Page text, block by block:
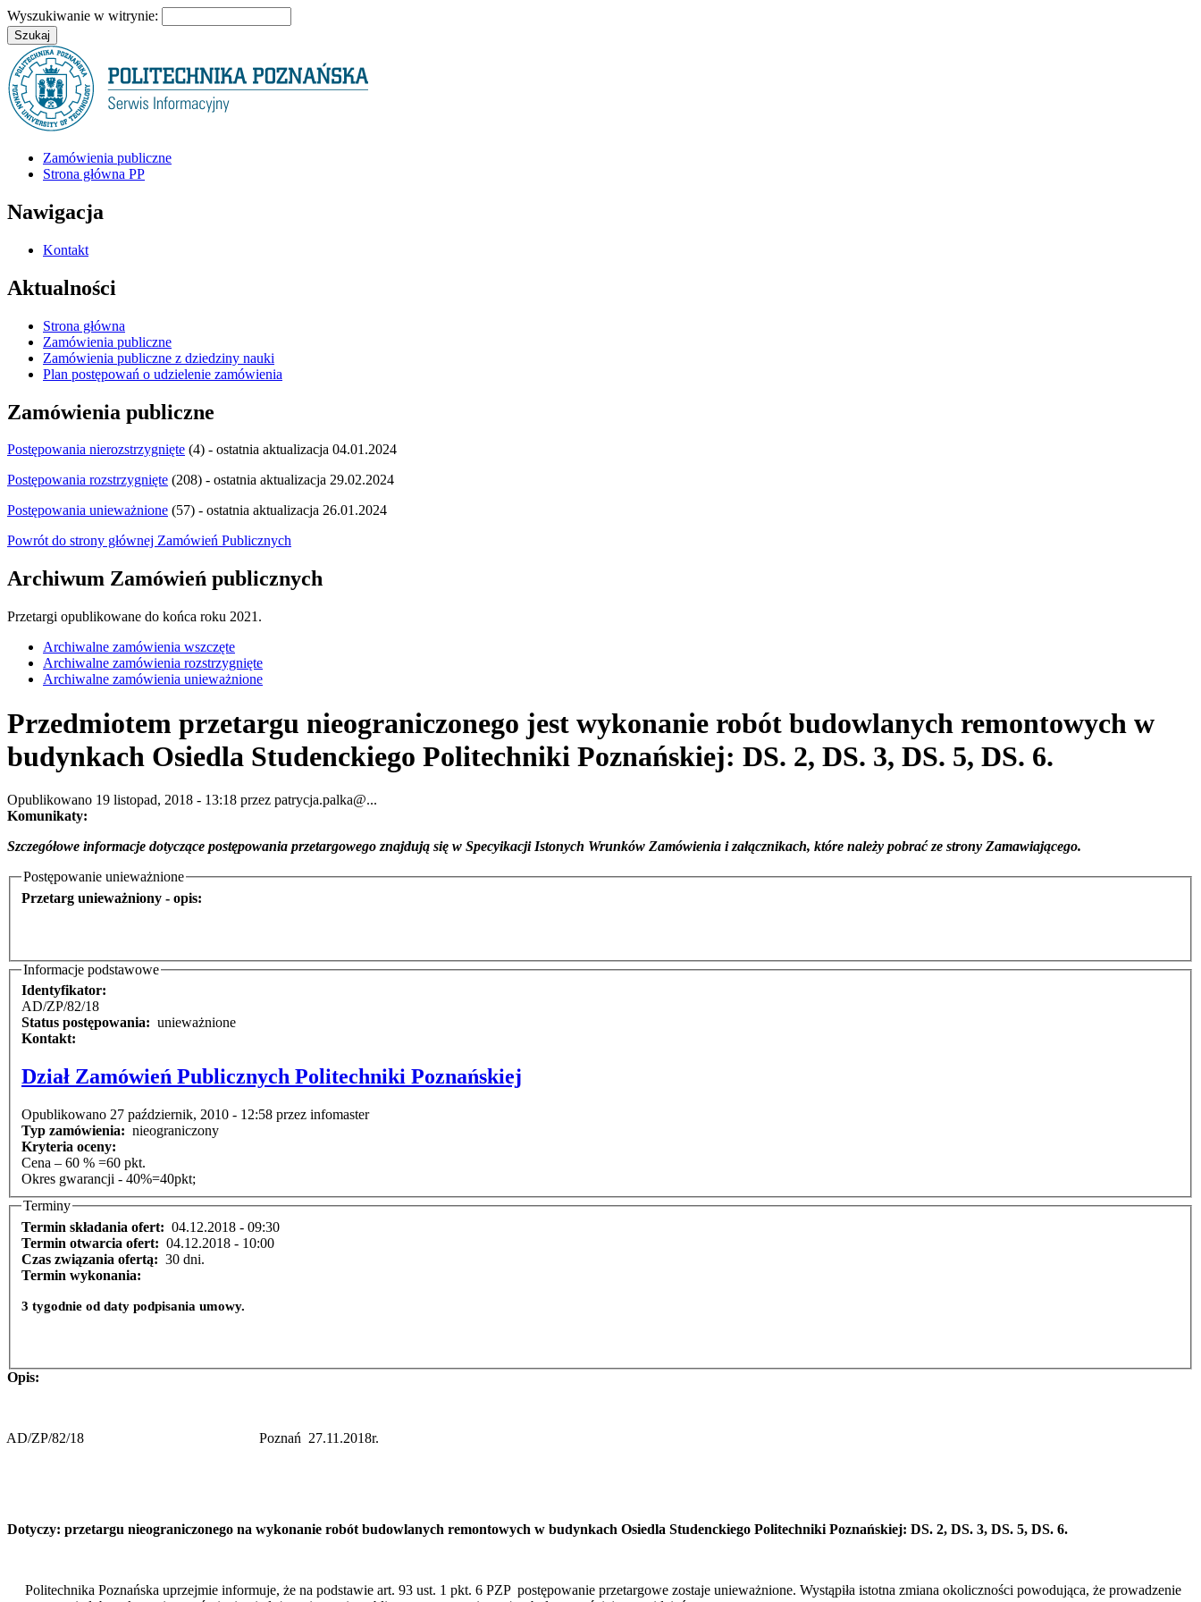
Wyszukiwanie w witrynie:
Zamówienia publiczne
Strona główna PP
Nawigacja
Kontakt
Aktualności
Strona główna
Zamówienia publiczne
Zamówienia publiczne z dziedziny nauki
Plan postępowań o udzielenie zamówienia
Zamówienia publiczne
Postępowania nierozstrzygnięte (4) - ostatnia aktualizacja 04.01.2024
Postępowania rozstrzygnięte (208) - ostatnia aktualizacja 29.02.2024
Postępowania unieważnione (57) - ostatnia aktualizacja 26.01.2024
Powrót do strony głównej Zamówień Publicznych
Archiwum Zamówień publicznych
Przetargi opublikowane do końca roku 2021.
Archiwalne zamówienia wszczęte
Archiwalne zamówienia rozstrzygnięte
Archiwalne zamówienia unieważnione
Przedmiotem przetargu nieograniczonego jest wykonanie robót budowlanych remontowych w
budynkach Osiedla Studenckiego Politechniki Poznańskiej: DS. 2, DS. 3, DS. 5, DS. 6.
Opublikowano 19 listopad, 2018 - 13:18 przez patrycja.palka@...
Komunikaty:
Szczegółowe informacje dotyczące postępowania przetargowego znajdują się w Specyikacji Istonych Wrunków Zamówienia i załącznikach, które należy pobrać ze strony Zamawiającego.
Postępowanie unieważnione
Przetarg unieważniony - opis:
Informacje podstawowe
Identyfikator:
AD/ZP/82/18
Status postępowania: unieważnione
Kontakt:
Dział Zamówień Publicznych Politechniki Poznańskiej
Opublikowano 27 październik, 2010 - 12:58 przez infomaster
Typ zamówienia: nieograniczony
Kryteria oceny:
Cena – 60 % =60 pkt.
Okres gwarancji - 40%=40pkt;
Terminy
Termin składania ofert: 04.12.2018 - 09:30
Termin otwarcia ofert: 04.12.2018 - 10:00
Czas związania ofertą: 30 dni.
Termin wykonania:
3 tygodnie od daty podpisania umowy.
Opis:
AD/ZP/82/18 Poznań 27.11.2018r.
Dotyczy: przetargu nieograniczonego na wykonanie robót budowlanych remontowych w budynkach Osiedla Studenckiego Politechniki Poznańskiej: DS. 2, DS. 3, DS. 5, DS. 6.
Politechnika Poznańska uprzejmie informuje, że na podstawie art. 93 ust. 1 pkt. 6 PZP postępowanie przetargowe zostaje unieważnione. Wystąpiła istotna zmiana okoliczności powodująca, że prowadzenie